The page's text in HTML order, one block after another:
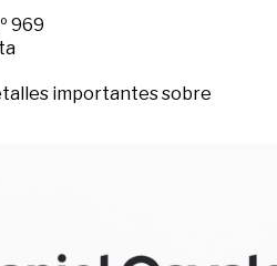
969
importantes sobre